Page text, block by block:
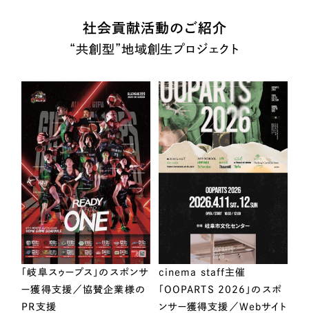
社会貢献活動のご紹介
“共創型”地域創生プロジェクト
「岐阜スゥープス」のスポンサ
ー獲得支援／協賛企業様の
PR支援
cinema staff主催
「OOPARTS 2026」のスポ
ンサー獲得支援／Webサイト